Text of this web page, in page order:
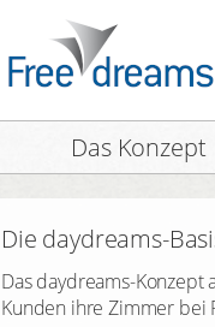
Das Konzept
Die daydreams-
Das daydreams-
Kunden ihre Zimmer bei